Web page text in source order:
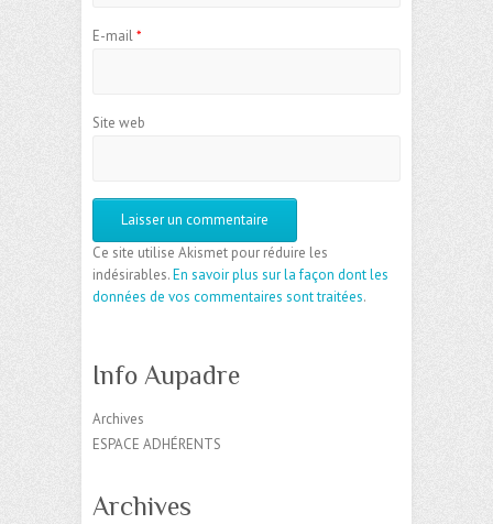
E-mail*
Site web
Ce site utilise Akismet pour réduire les
indésirables.En savoir plus sur la façon dont les
données de vos commentaires sont traitées.
Info Aupadre
Archives
ESPACE ADHÉRENTS
Archives